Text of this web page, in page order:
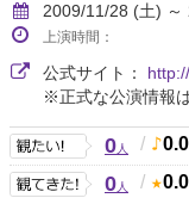
2009/11/28 (土) ～
上演時間：
公式サイト：
※正式な公演情報
0人 / 0.0
0人 / 0.0